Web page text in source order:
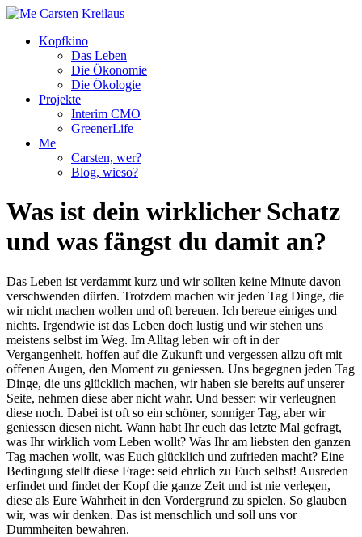
Kopfkino
Das Leben
Die Ökonomie
Die Ökologie
Projekte
Interim CMO
GreenerLife
Me
Carsten, wer?
Blog, wieso?
Was ist dein wirklicher Schatz
und was fängst du damit an?
Das Leben ist verdammt kurz und wir sollten keine Minute davon
verschwenden dürfen. Trotzdem machen wir jeden Tag Dinge, die
wir nicht machen wollen und oft bereuen. Ich bereue einiges und
nichts. Irgendwie ist das Leben doch lustig und wir stehen uns
meistens selbst im Weg. Im Alltag leben wir oft in der
Vergangenheit, hoffen auf die Zukunft und vergessen allzu oft mit
offenen Augen, den Moment zu geniessen. Uns begegnen jeden Tag
Dinge, die uns glücklich machen, wir haben sie bereits auf unserer
Seite, nehmen diese aber nicht wahr. Und besser: wir verleugnen
diese noch. Dabei ist oft so ein schöner, sonniger Tag, aber wir
geniessen diesen nicht. Wann habt Ihr euch das letzte Mal gefragt,
was Ihr wirklich vom Leben wollt? Was Ihr am liebsten den ganzen
Tag machen wollt, was Euch glücklich und zufrieden macht? Eine
Bedingung stellt diese Frage: seid ehrlich zu Euch selbst! Ausreden
erfindet und findet der Kopf die ganze Zeit und ist nie verlegen,
diese als Eure Wahrheit in den Vordergrund zu spielen. So glauben
wir, was wir denken. Das ist menschlich und soll uns vor
Dummheiten bewahren.